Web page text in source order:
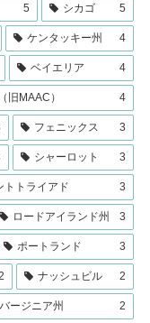
5 シカゴ 5
ケンタッキー州 4
ベイエリア 4
旧MAAC） 4
フェニックス 3
シャーロット 3
トトライアド 3
ロードアイランド州 3
ポートランド 3
ナッシュビル 2
ージニア州 2